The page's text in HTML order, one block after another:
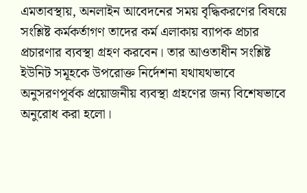
এমতাবস্থায়, অনলাইন আবেদনের সময় বৃদ্ধিকরণের বিষয়ে
সংশ্লিষ্ট কর্মকর্তাগণ তাদের কর্ম এলাকায় ব্যাপক প্রচার
প্রচারণার ব্যবস্থা গ্রহণ করবেন। তার আওতাধীন সংশ্লিষ্ট
ইউনিট সমূহকে উপরোক্ত নির্দেশনা যথাযথভাবে
অনুসরণপূর্বক প্রয়োজনীয় ব্যবস্থা গ্রহণের জন্য বিশেষভাবে
অনুরোধ করা হলো।